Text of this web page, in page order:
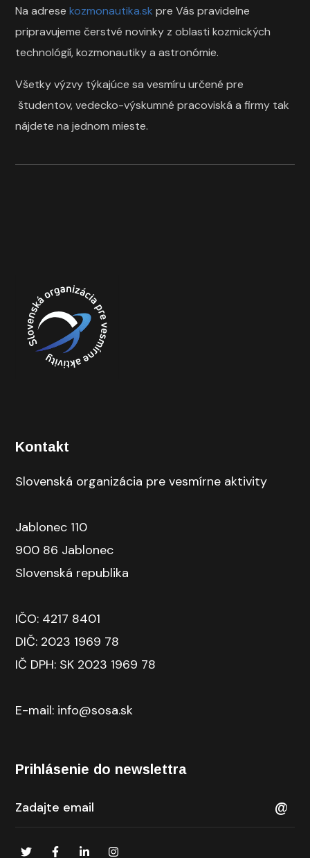
Na adresekozmonautika.sk pre Vás pravidelne
pripravujeme čerstvé novinky z oblasti kozmických
technológií, kozmonautiky a astronómie.
Všetky výzvy týkajúce sa vesmíru určené pre
študentov, vedecko-výskumné pracoviská a firmy tak
nájdete na jednom mieste.
Kontakt
Slovenská organizácia pre vesmírne aktivity
Jablonec 110
900 86 Jablonec
Slovenská republika
IČO: 4217 8401
DIČ: 2023 1969 78
IČ DPH: SK 2023 1969 78
E-mail: info@sosa.sk
Prihlásenie do newslettra